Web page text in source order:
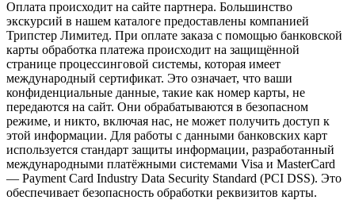
Оплата происходит на сайте партнера. Большинство
экскурсий в нашем каталоге предоставлены компанией
Трипстер Лимитед. При оплате заказа с помощью банковской
карты обработка платежа происходит на защищённой
странице процессинговой системы, которая имеет
международный сертификат. Это означает, что ваши
конфиденциальные данные, такие как номер карты, не
передаются на сайт. Они обрабатываются в безопасном
режиме, и никто, включая нас, не может получить доступ к
этой информации. Для работы с данными банковских карт
используется стандарт защиты информации, разработанный
международными платёжными системами Visa и MasterCard
— Payment Card Industry Data Security Standard (PCI DSS). Это
обеспечивает безопасность обработки реквизитов карты.